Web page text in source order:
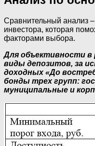
Сравнительный анализ
инвестора, которая
факторами выбора.
Для объективности в
виды депозитов, за
доходных «До
бонды трех групп:
муниципальные и